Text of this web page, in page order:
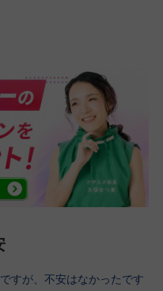
すが、不安はなかったです